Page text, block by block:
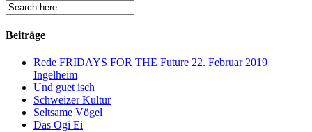
Beiträge
Rede FRIDAYS FOR THE Future 22. Februar 2019
Ingelheim
Und guet isch
Schweizer Kultur
Seltsame Vögel
Das Ogi Ei